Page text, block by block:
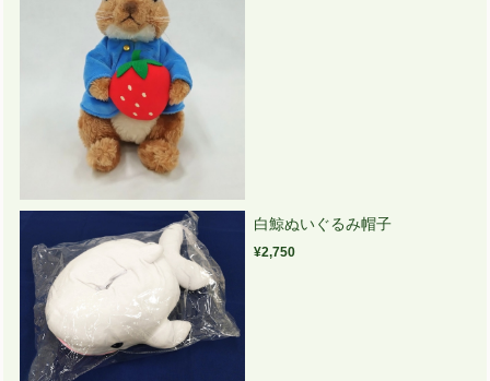
白鯨ぬいぐるみ帽子
¥2,750